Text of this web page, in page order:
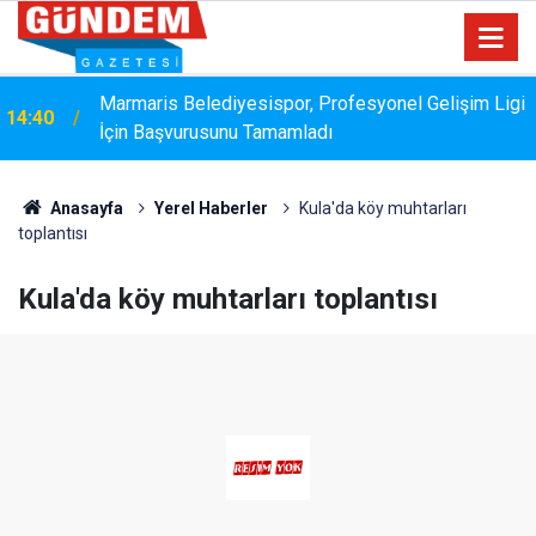
Marmaris Belediyesispor, Profesyonel Gelişim Ligi
İçin Başvurusunu Tamamladı
14:15
Bakanlık Veri Sunamadı: Metin Ergun'dan Turizm
Eleştirisi
Anasayfa Yerel Haberler
Kula'da köy muhtarları
toplantısı
Kula'da köy muhtarları toplantısı